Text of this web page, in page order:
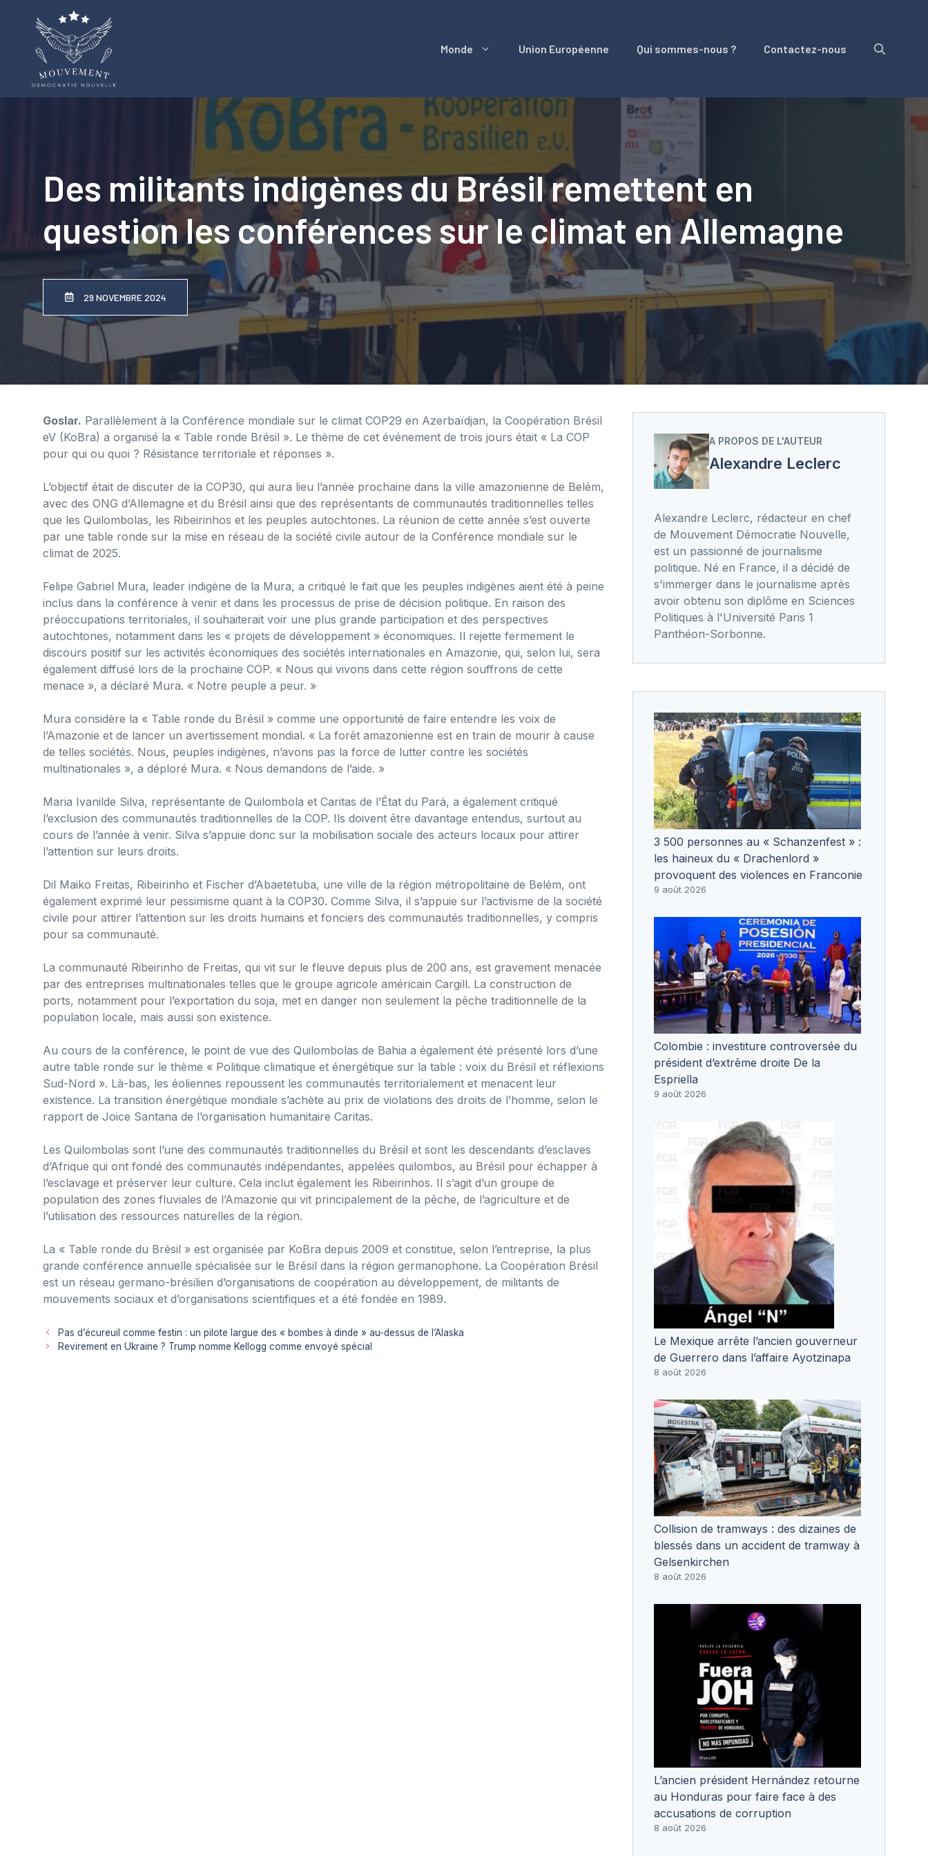
Monde Union Européenne Qui sommes-nous ? Contactez-nous
Des militants indigènes du Brésil remettent en
question les conférences sur le climat en Allemagne
29 NOVEMBRE 2024
Goslar. Parallèlement à la Conférence mondiale sur le climat COP29 en Azerbaïdjan, la Coopération Brésil
eV (KoBra) a organisé la « Table ronde Brésil ». Le thème de cet événement de trois jours était « La COP
pour qui ou quoi ? Résistance territoriale et réponses ».
L’objectif était de discuter de la COP30, qui aura lieu l’année prochaine dans la ville amazonienne de Belém,
avec des ONG d’Allemagne et du Brésil ainsi que des représentants de communautés traditionnelles telles
que les Quilombolas, les Ribeirinhos et les peuples autochtones. La réunion de cette année s’est ouverte
par une table ronde sur la mise en réseau de la société civile autour de la Conférence mondiale sur le
climat de 2025.
Felipe Gabriel Mura, leader indigène de la Mura, a critiqué le fait que les peuples indigènes aient été à peine
inclus dans la conférence à venir et dans les processus de prise de décision politique. En raison des
préoccupations territoriales, il souhaiterait voir une plus grande participation et des perspectives
autochtones, notamment dans les « projets de développement » économiques. Il rejette fermement le
discours positif sur les activités économiques des sociétés internationales en Amazonie, qui, selon lui, sera
également diffusé lors de la prochaine COP. « Nous qui vivons dans cette région souffrons de cette
menace », a déclaré Mura. « Notre peuple a peur. »
Mura considère la « Table ronde du Brésil » comme une opportunité de faire entendre les voix de
l’Amazonie et de lancer un avertissement mondial. « La forêt amazonienne est en train de mourir à cause
de telles sociétés. Nous, peuples indigènes, n’avons pas la force de lutter contre les sociétés
multinationales », a déploré Mura. « Nous demandons de l’aide. »
Maria Ivanilde Silva, représentante de Quilombola et Caritas de l’État du Pará, a également critiqué
l’exclusion des communautés traditionnelles de la COP. Ils doivent être davantage entendus, surtout au
cours de l’année à venir. Silva s’appuie donc sur la mobilisation sociale des acteurs locaux pour attirer
l’attention sur leurs droits.
Dil Maiko Freitas, Ribeirinho et Fischer d’Abaetetuba, une ville de la région métropolitaine de Belém, ont
également exprimé leur pessimisme quant à la COP30. Comme Silva, il s’appuie sur l’activisme de la société
civile pour attirer l’attention sur les droits humains et fonciers des communautés traditionnelles, y compris
pour sa communauté.
La communauté Ribeirinho de Freitas, qui vit sur le fleuve depuis plus de 200 ans, est gravement menacée
par des entreprises multinationales telles que le groupe agricole américain Cargill. La construction de
ports, notamment pour l’exportation du soja, met en danger non seulement la pêche traditionnelle de la
population locale, mais aussi son existence.
Au cours de la conférence, le point de vue des Quilombolas de Bahia a également été présenté lors d’une
autre table ronde sur le thème « Politique climatique et énergétique sur la table : voix du Brésil et réflexions
Sud-Nord ». Là-bas, les éoliennes repoussent les communautés territorialement et menacent leur
existence. La transition énergétique mondiale s’achète au prix de violations des droits de l’homme, selon le
rapport de Joice Santana de l’organisation humanitaire Caritas.
Les Quilombolas sont l’une des communautés traditionnelles du Brésil et sont les descendants d’esclaves
d’Afrique qui ont fondé des communautés indépendantes, appelées quilombos, au Brésil pour échapper à
l’esclavage et préserver leur culture. Cela inclut également les Ribeirinhos. Il s’agit d’un groupe de
population des zones fluviales de l’Amazonie qui vit principalement de la pêche, de l’agriculture et de
l’utilisation des ressources naturelles de la région.
La « Table ronde du Brésil » est organisée par KoBra depuis 2009 et constitue, selon l’entreprise, la plus
grande conférence annuelle spécialisée sur le Brésil dans la région germanophone. La Coopération Brésil
est un réseau germano-brésilien d’organisations de coopération au développement, de militants de
mouvements sociaux et d’organisations scientifiques et a été fondée en 1989.
Pas d’écureuil comme festin : un pilote largue des « bombes à dinde » au-dessus de l’Alaska
Revirement en Ukraine ? Trump nomme Kellogg comme envoyé spécial
A PROPOS DE L'AUTEUR
Alexandre Leclerc
Alexandre Leclerc, rédacteur en chef
de Mouvement Démocratie Nouvelle,
est un passionné de journalisme
politique. Né en France, il a décidé de
s'immerger dans le journalisme après
avoir obtenu son diplôme en Sciences
Politiques à l'Université Paris 1
Panthéon-Sorbonne.
3 500 personnes au « Schanzenfest » :
les haineux du « Drachenlord »
provoquent des violences en Franconie
9 août 2026
Colombie : investiture controversée du
président d’extrême droite De la
Espriella
9 août 2026
Le Mexique arrête l’ancien gouverneur
de Guerrero dans l’affaire Ayotzinapa
8 août 2026
Collision de tramways : des dizaines de
blessés dans un accident de tramway à
Gelsenkirchen
8 août 2026
L’ancien président Hernández retourne
au Honduras pour faire face à des
accusations de corruption
8 août 2026